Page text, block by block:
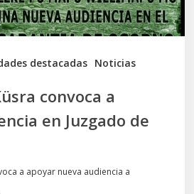
destacadas Noticias
convoca a
en Juzgado de
a apoyar nueva audiencia a